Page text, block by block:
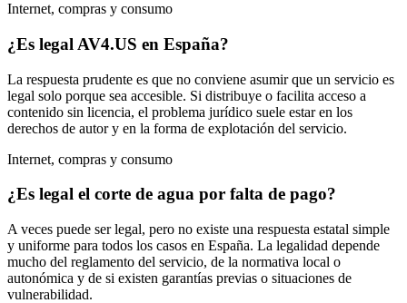
Internet, compras y consumo
¿Es legal AV4.US en España?
La respuesta prudente es que no conviene asumir que un servicio es
legal solo porque sea accesible. Si distribuye o facilita acceso a
contenido sin licencia, el problema jurídico suele estar en los
derechos de autor y en la forma de explotación del servicio.
Internet, compras y consumo
¿Es legal el corte de agua por falta de pago?
A veces puede ser legal, pero no existe una respuesta estatal simple
y uniforme para todos los casos en España. La legalidad depende
mucho del reglamento del servicio, de la normativa local o
autonómica y de si existen garantías previas o situaciones de
vulnerabilidad.